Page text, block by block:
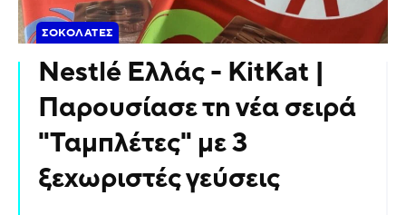
ΣΟΚΟΛΆΤΕΣ
Nestlé Ελλάς - KitKat |
Παρουσίασε τη νέα σειρά
"Ταμπλέτες" με 3
ξεχωριστές γεύσεις